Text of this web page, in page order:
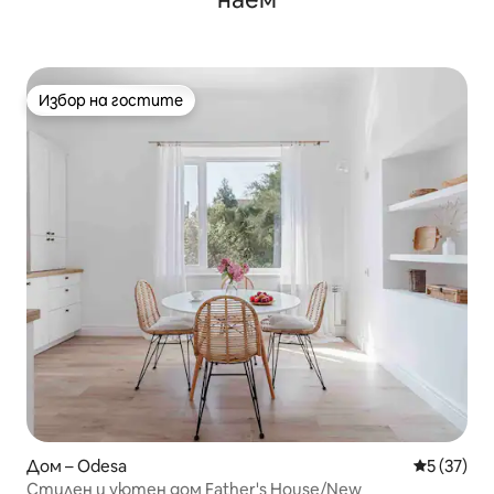
Избор на гостите
Избор на гостите
Дом – Odesa Средна
5 (37)
Стилен и уютен дом Father's House/New